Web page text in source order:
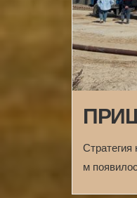
Стратегия
м